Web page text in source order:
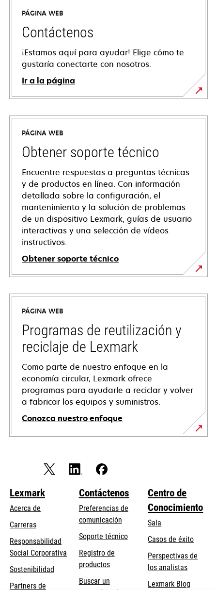
PÁGINA WEB
Contáctenos
¡Estamos aquí para ayudar! Elige cómo te
gustaría conectarte con nosotros.
Ir a la página
PÁGINA WEB
Obtener soporte técnico
Encuentre respuestas a preguntas técnicas
y de productos en línea. Con información
detallada sobre la configuración, el
mantenimiento y la solución de problemas
de un dispositivo Lexmark, guías de usuario
interactivas y una selección de vídeos
instructivos.
Obtener soporte técnico
opens
in
new
tab
PÁGINA WEB
Programas de reutilización y
reciclaje de Lexmark
Como parte de nuestro enfoque en la
economía circular, Lexmark ofrece
programas para ayudarle a reciclar y volver
a fabricar los equipos y suministros.
Conozca nuestro enfoque
Lexmark
Acerca de
Carreras
Responsabilidad
Social Corporativa opens
new
Sostenibilidad
Partners de
Contáctenos
Preferencias de
comunicación
Soporte técnicoopens
Registro de
productos
Buscar un
Centro de
Conocimiento
Sala
Casos de éxito
Perspectivas de
los analistas
Lexmark Blog